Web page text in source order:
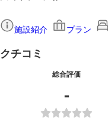
施設紹介 プラン
クチコミ
総合評価
-